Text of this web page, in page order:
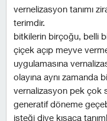
vernelizasyon tanımı
terimdir.
bitkilerin birçoğu, belli
çiçek açıp meyve
uygulamasına
olayına aynı zamanda
vernalizasyon pek çok
generatif döneme
isteği diye kısaca